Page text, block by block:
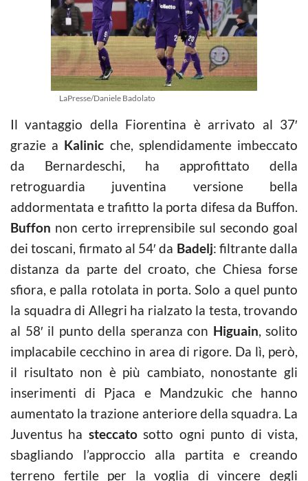
LaPresse/Daniele Badolato
Il vantaggio della Fiorentina è arrivato al 37′
grazie a Kalinic che, splendidamente imbeccato
da Bernardeschi, ha approfittato della
retroguardia juventina versione bella
addormentata e trafitto la porta difesa da Buffon.
Buffon non certo irreprensibile sul secondo goal
dei toscani, firmato al 54′ da Badelj: filtrante dalla
distanza da parte del croato, che Chiesa forse
sfiora, e palla rotolata in porta. Solo a quel punto
la squadra di Allegri ha rialzato la testa, trovando
al 58′ il punto della speranza con Higuain, solito
implacabile cecchino in area di rigore. Da lì, però,
il risultato non è più cambiato, nonostante gli
inserimenti di Pjaca e Mandzukic che hanno
aumentato la trazione anteriore della squadra. La
Juventus ha steccatosotto ogni punto di vista,
sbagliando l’approccio alla partita e creando
terreno fertile per la voglia di vincere degli